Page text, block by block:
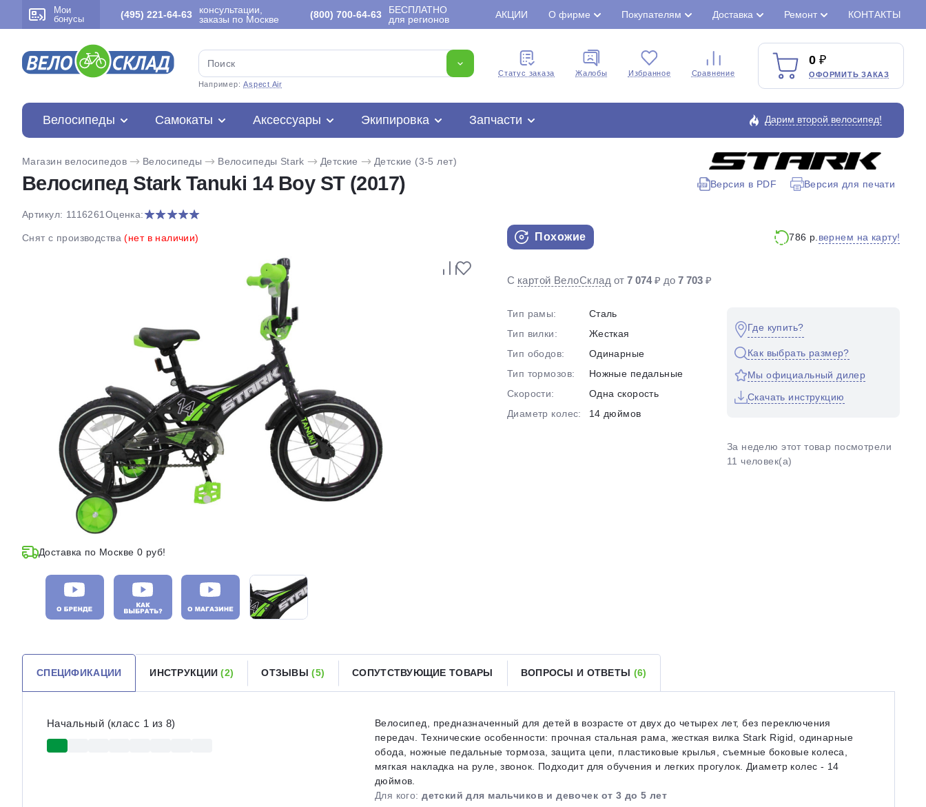
Мои
бонусы
(495) 221-64-63
консультации,
заказы по Москве
(800) 700-64-63
БЕСПЛАТНО
для регионов
АКЦИИ О фирме Покупателям Доставка Ремонт КОНТАКТЫ
Например:Aspect Air
Cтатус заказа Жалобы Избранное Сравнение
0
ОФОРМИТЬ ЗАКАЗ
Велосипеды Самокаты Аксессуары Экипировка Запчасти Дарим второй велосипед!
Магазин велосипедов Велосипеды Велосипеды Stark Детские Детские (3-5 лет)
Велосипед Stark Tanuki 14 Boy ST (2017) Версия в PDF Версия для печати
Артикул: 1116261 Оценка:
Снят с производства(нет в наличии)
Доставка по Москве 0 руб!
Похожие 786 р. вернем на карту!
С картой ВелоСклад от7 074₽ до7 703 ₽
Тип рамы:
Сталь
Тип вилки:
Жесткая
Тип ободов:
Одинарные
Тип тормозов:
Ножные педальные
Скорости:
Одна скорость
Диаметр колес:
14 дюймов
Где купить?
Как выбрать размер?
Мы официальный дилер
Скачать инструкцию
За неделю этот товар посмотрели
11 человек(а)
СПЕЦИФИКАЦИИ ИНСТРУКЦИИ(2) ОТЗЫВЫ(5) СОПУТСТВУЮЩИЕ ТОВАРЫ ВОПРОСЫ И ОТВЕТЫ (6)
Начальный (класс 1 из 8)
Велосипед, предназначенный для детей в возрасте от двух до четырех лет, без переключения
передач. Технические особенности: прочная стальная рама, жесткая вилка Stark Rigid, одинарные
обода, ножные педальные тормоза, защита цепи, пластиковые крылья, съемные боковые колеса,
мягкая накладка на руле, звонок. Подходит для обучения и легких прогулок. Диаметр колес - 14
дюймов.
Для кого:детский для мальчиков и девочек от 3 до 5 лет
без переплат
Сегодня
25%
Оставшиеся75% будутсписываться
Подробнееоб оплате Плайтом